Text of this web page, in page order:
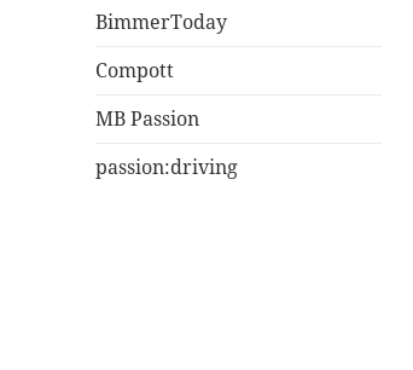
BimmerToday
Compott
MB Passion
passion:driving